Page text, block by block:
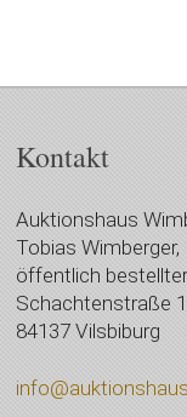
Kontakt
Auktionshaus
Tobias Wimberger,
öffentlich
Schachtenstraße
84137 Vilsbiburg